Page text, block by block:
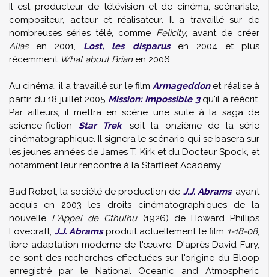
Il est producteur de télévision et de cinéma, scénariste,
compositeur, acteur et réalisateur. Il a travaillé sur de
nombreuses séries télé, comme Felicity, avant de créer
Aliasen 2001, Lost, les disparusen 2004 et plus
récemment What about Brian en 2006.
Au cinéma, il a travaillé sur le filmArmageddonet réalise à
partir du 18 juillet 2005 Mission: Impossible 3qu'il a réécrit.
Par ailleurs, il mettra en scène une suite à la saga de
science-fiction Star Trek, soit la onzième de la série
cinématographique. Il signera le scénario qui se basera sur
les jeunes années de James T. Kirk et du Docteur Spock, et
notamment leur rencontre à la Starfleet Academy.
Bad Robot, la société de production de J.J. Abrams, ayant
acquis en 2003 les droits cinématographiques de la
nouvelle L'Appel de Cthulhu(1926) de Howard Phillips
Lovecraft, J.J. Abramsproduit actuellement le film 1-18-08,
libre adaptation moderne de l'œuvre. D'après David Fury,
ce sont des recherches effectuées sur l'origine du Bloop
enregistré par le National Oceanic and Atmospheric